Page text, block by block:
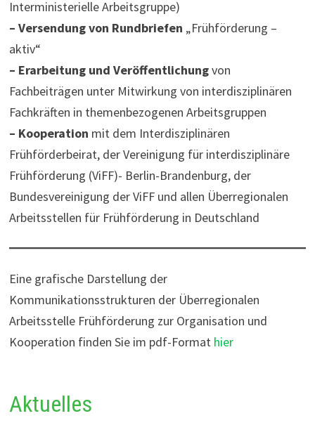
Interministerielle Arbeitsgruppe)
– Versendung von Rundbriefen „Frühförderung –
aktiv“
– Erarbeitung und Veröffentlichungvon
Fachbeiträgen unter Mitwirkung von interdisziplinären
Fachkräften in themenbezogenen Arbeitsgruppen
– Kooperation mit dem Interdisziplinären
Frühförderbeirat, der Vereinigung für interdisziplinäre
Frühförderung (ViFF)- Berlin-Brandenburg, der
Bundesvereinigung der ViFF und allen Überregionalen
Arbeitsstellen für Frühförderung in Deutschland
Eine grafische Darstellung der
Kommunikationsstrukturen der Überregionalen
Arbeitsstelle Frühförderung zur Organisation und
Kooperation finden Sie im pdf-Format hier
Aktuelles